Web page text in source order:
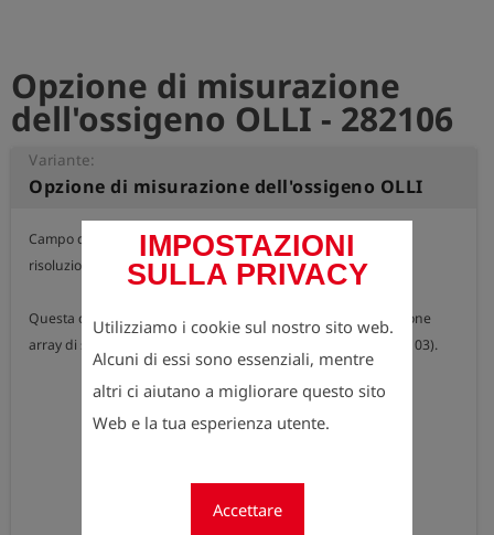
IMPOSTAZIONI
SULLA PRIVACY
Utilizziamo i cookie sul nostro sito web.
Alcuni di essi sono essenziali, mentre
altri ci aiutano a migliorare questo sito
Web e la tua esperienza utente.
Accettare
Opzione di misurazione
dell'ossigeno OLLI - 282106
Variante:
Opzione di misurazione dell'ossigeno OLLI
Campo di misurazione 0 - 25 vol.% O2
risoluzione: 0,1 Vol.%
Questa opzione è ordinabile solo in combinazione con l'opzione
array di sensori (282102) o l'opzione Doppio sensore IR (282103).